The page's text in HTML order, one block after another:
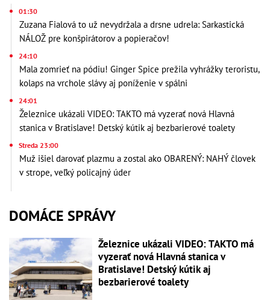
01:30
Zuzana Fialová to už nevydržala a drsne udrela: Sarkastická
NÁLOŽ pre konšpirátorov a popieračov!
24:10
Mala zomrieť na pódiu! Ginger Spice prežila vyhrážky teroristu,
kolaps na vrchole slávy aj poníženie v spálni
24:01
Železnice ukázali VIDEO: TAKTO má vyzerať nová Hlavná
stanica v Bratislave! Detský kútik aj bezbarierové toalety
Streda 23:00
Muž išiel darovať plazmu a zostal ako OBARENÝ: NAHÝ človek
v strope, veľký policajný úder
DOMÁCE SPRÁVY
Železnice ukázali VIDEO: TAKTO má
vyzerať nová Hlavná stanica v
Bratislave! Detský kútik aj
bezbarierové toalety